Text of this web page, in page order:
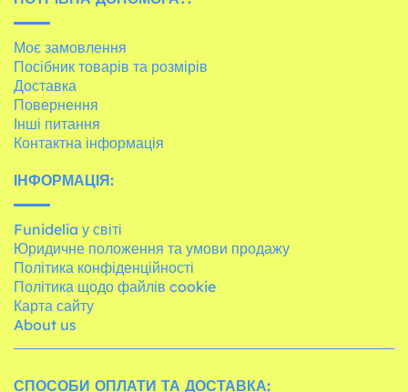
Моє замовлення
Посібник товарів та розмірів
Доставка
Повернення
Інші питання
Контактна інформація
ІНФОРМАЦІЯ:
Funidelia у світі
Юридичне положення та умови продажу
Політика конфіденційності
Політика щодо файлів cookie
Карта сайту
About us
СПОСОБИ ОПЛАТИ ТА ДОСТАВКА: